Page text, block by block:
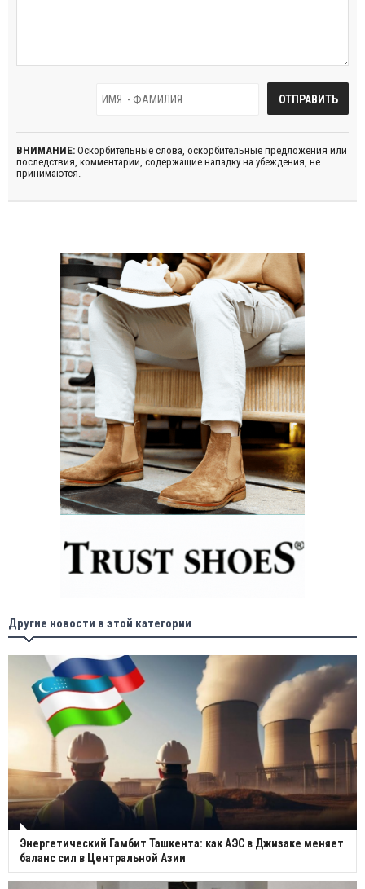
ВНИМАНИЕ: Оскорбительные слова, оскорбительные предложения или
последствия, комментарии, содержащие нападку на убеждения, не
принимаются.
Другие новости в этой категории
Энергетический Гамбит Ташкента: как АЭС в Джизаке меняет
баланс сил в Центральной Азии